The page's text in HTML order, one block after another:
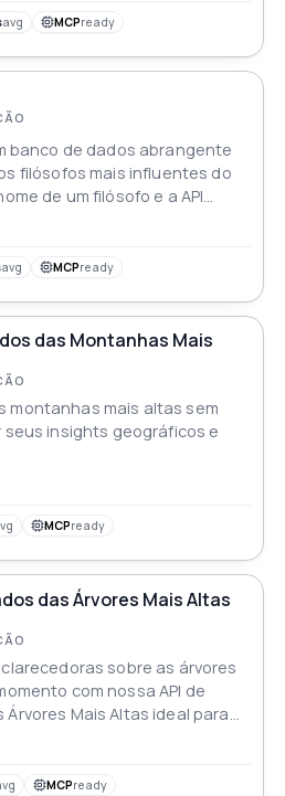
avg MCPready
banco de dados abrangente
filósofos mais influentes do
de um filósofo e a API
detalhada
avg MCPready
das Montanhas Mais
montanhas mais altas sem
insights geográficos e
MCPready
das Árvores Mais Altas
sobre as árvores
com nossa API de
Mais Altas ideal para
e pesquisadores
MCPready